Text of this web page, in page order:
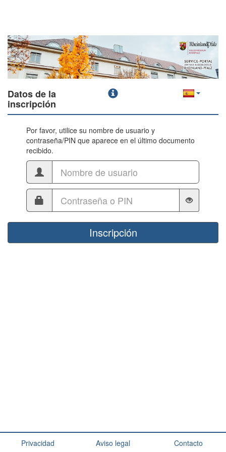
Datos de la
inscripción
Por favor, utilice su nombre de usuario y
contraseña/PIN que aparece en el último documento
recibido.
Inscripción
Privacidad Aviso legal Contacto